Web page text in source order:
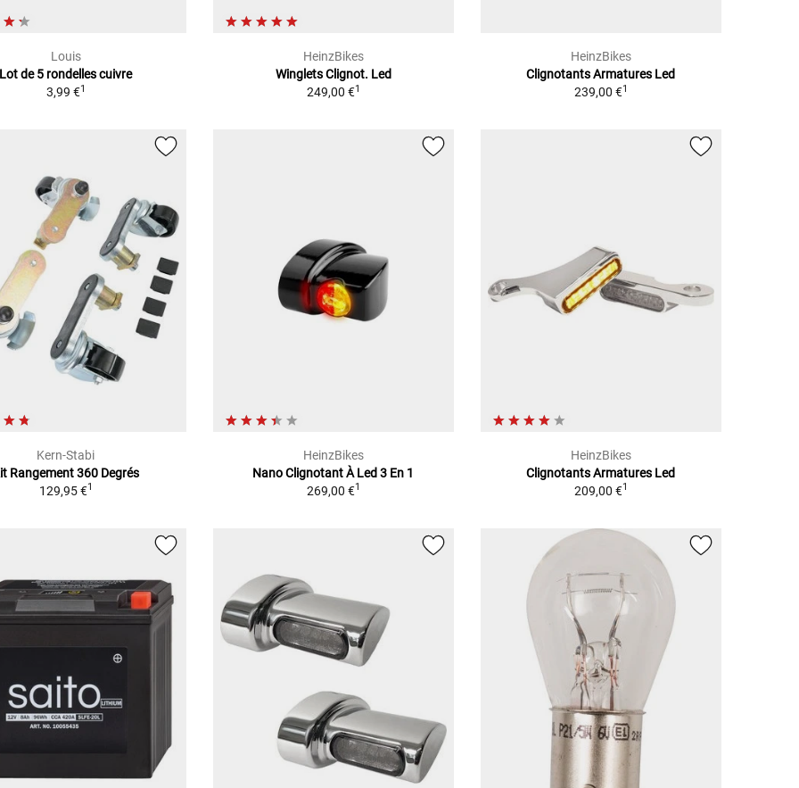
Louis
Lot de 5 rondelles cuivre
3,99 €1
HeinzBikes
Winglets Clignot. Led
249,00 €1
HeinzBikes
Clignotants Armatures Led
239,00 €1
Kern-Stabi
Rangement 360 Degrés
129,95 €1
HeinzBikes
Nano Clignotant À Led 3 En 1
269,00 €1
HeinzBikes
Clignotants Armatures Led
209,00 €1